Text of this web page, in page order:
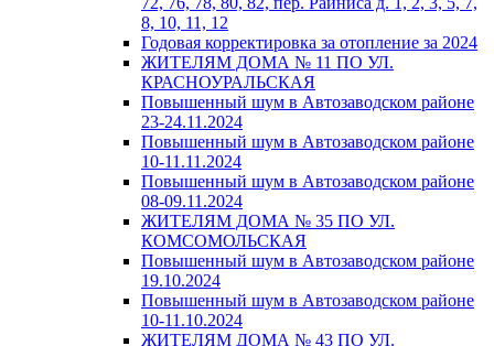
8, 10, 11, 12
Годовая корректировка за отопление за 2024
ЖИТЕЛЯМ ДОМА № 11 ПО УЛ.
КРАСНОУРАЛЬСКАЯ
Повышенный шум в Автозаводском районе
23-24.11.2024
Повышенный шум в Автозаводском районе
10-11.11.2024
Повышенный шум в Автозаводском районе
08-09.11.2024
ЖИТЕЛЯМ ДОМА № 35 ПО УЛ.
КОМСОМОЛЬСКАЯ
Повышенный шум в Автозаводском районе
19.10.2024
Повышенный шум в Автозаводском районе
10-11.10.2024
ЖИТЕЛЯМ ДОМА № 43 ПО УЛ.